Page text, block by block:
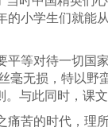
小学生们就能
等对待一切国
毫无损，特以
与此同时，课
苦的时代，理